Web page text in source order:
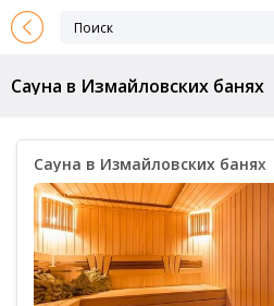
Сауна в Измайловских банях
Сауна в Измайловских банях